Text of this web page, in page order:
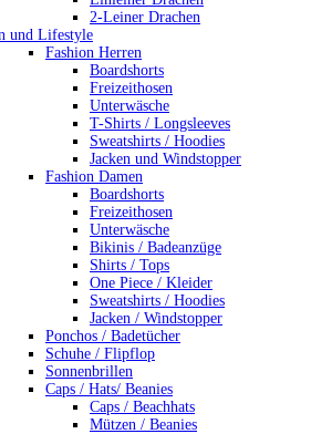
2-Leiner Drachen
und Lifestyle
Fashion Herren
Boardshorts
Freizeithosen
Unterwäsche
T-Shirts / Longsleeves
Sweatshirts / Hoodies
Jacken und Windstopper
Fashion Damen
Boardshorts
Freizeithosen
Unterwäsche
Bikinis / Badeanzüge
Shirts / Tops
One Piece / Kleider
Sweatshirts / Hoodies
Jacken / Windstopper
Ponchos / Badetücher
Schuhe / Flipflop
Sonnenbrillen
Caps / Hats/ Beanies
Caps / Beachhats
Mützen / Beanies